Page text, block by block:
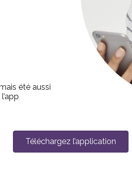
été aussi
Téléchargez l’application